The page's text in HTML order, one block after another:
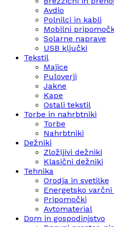
Avdio
Polnilci in kabli
Mobilni
Solarne naprave
USB ključki
Tekstil
Majice
Puloverji
Jakne
Kape
Ostali tekstil
Torbe in nahrbtniki
Torbe
Nahrbtniki
Dežniki
Zložljivi dežniki
Klasični dežniki
Tehnika
Orodja in svetilke
Energetsko
Pripomočki
Avtomaterial
Dom in gospodinjstvo